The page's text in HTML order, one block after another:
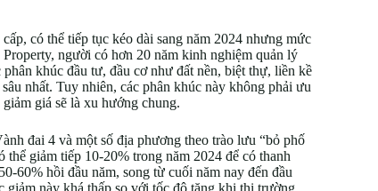
có thể tiếp tục kéo dài sang năm 2024 nhưng mức
người có hơn 20 năm kinh nghiệm quản lý
khúc đầu tư, đầu cơ như đất nền, biệt thự, liền kề
nhất. Tuy nhiên, các phân khúc này không phải ưu
giá sẽ là xu hướng chung.
đai 4 và một số địa phương theo trào lưu “bỏ phố
giảm tiếp 10-20% trong năm 2024 để có thanh
60% hồi đầu năm, song từ cuối năm nay đến đầu
này khá thấp so với tốc độ tăng khi thị trường